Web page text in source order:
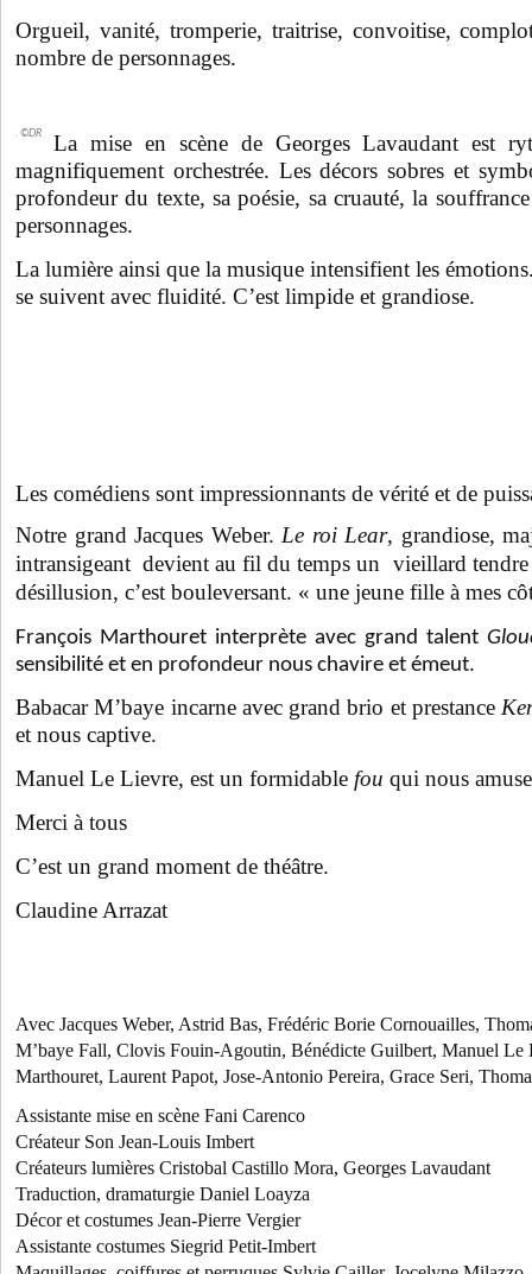
Orgueil, vanité, tromperie, traitrise, convoitise,
nombre de personnages.
. ©DR
La mise en scène de Georges Lavaudant est
magnifiquement orchestrée. Les décors sobres et
profondeur du texte, sa poésie, sa cruauté, la
personnages.
La lumière ainsi que la musique intensifient les
se suivent avec fluidité. C’est limpide et grandiose.
Les comédiens sont impressionnants de vérité et de
Notre grand Jacques Weber. Le roi Lear, grandiose,
intransigeant devient au fil du temps un vieillard tendre
désillusion, c’est bouleversant. « une jeune fille à mes
François Marthouret interprète avec grand talent
sensibilité et en profondeur nous chavire et émeut.
Babacar M’baye incarne avec grand brio et prestance
et nous captive.
Manuel Le Lievre, est un formidable fou qui nous
Merci à tous
C’est un grand moment de théâtre.
Claudine Arrazat
Avec Jacques Weber, Astrid Bas, Frédéric Borie Cornouailles,
M’baye Fall, Clovis Fouin-Agoutin, Bénédicte Guilbert, Manuel Le
Marthouret, Laurent Papot, Jose-Antonio Pereira, Grace Seri,
Assistante mise en scène Fani Carenco
Créateur Son Jean-Louis Imbert
Créateurs lumières Cristobal Castillo Mora, Georges Lavaudant
Traduction, dramaturgie Daniel Loayza
Décor et costumes Jean-Pierre Vergier
Assistante costumes Siegrid Petit-Imbert